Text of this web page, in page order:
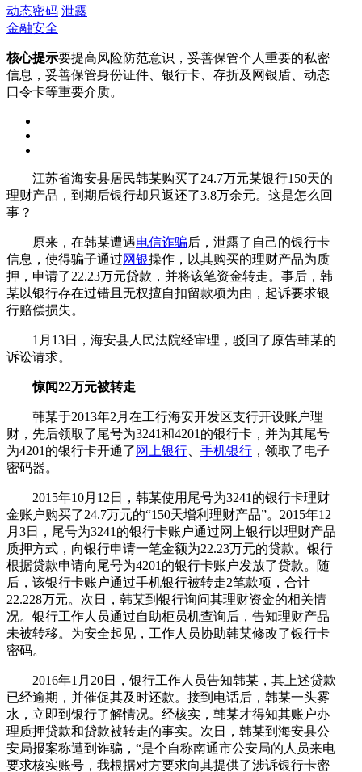
动态密码 泄露
金融安全
核心提示要提高风险防范意识，妥善保管个人重要的私密
信息，妥善保管身份证件、银行卡、存折及网银盾、动态
口令卡等重要介质。
江苏省海安县居民韩某购买了24.7万元某银行150天的
理财产品，到期后银行却只返还了3.8万余元。这是怎么回
事？
原来，在韩某遭遇电信诈骗后，泄露了自己的银行卡
信息，使得骗子通过网银操作，以其购买的理财产品为质
押，申请了22.23万元贷款，并将该笔资金转走。事后，韩
某以银行存在过错且无权擅自扣留款项为由，起诉要求银
行赔偿损失。
1月13日，海安县人民法院经审理，驳回了原告韩某的
诉讼请求。
惊闻22万元被转走
韩某于2013年2月在工行海安开发区支行开设账户理
财，先后领取了尾号为3241和4201的银行卡，并为其尾号
为4201的银行卡开通了 网上银行 手机银行 ，领取了电子
密码器。
2015年10月12日，韩某使用尾号为3241的银行卡理财
金账户购买了24.7万元的“150天增利理财产品”。2015年12
月3日，尾号为3241的银行卡账户通过网上银行以理财产品
质押方式，向银行申请一笔金额为22.23万元的贷款。银行
根据贷款申请向尾号为4201的银行卡账户发放了贷款。随
后，该银行卡账户通过手机银行被转走2笔款项，合计
22.228万元。次日，韩某到银行询问其理财资金的相关情
况。银行工作人员通过自助柜员机查询后，告知理财产品
未被转移。为安全起见，工作人员协助韩某修改了银行卡
密码。
2016年1月20日，银行工作人员告知韩某，其上述贷款
已经逾期，并催促其及时还款。接到电话后，韩某一头雾
水，立即到银行了解情况。经核实，韩某才得知其账户办
理质押贷款和贷款被转走的事实。次日，韩某到海安县公
安局报案称遭到诈骗，“是个自称南通市公安局的人员来电
要求核实账号，我根据对方要求向其提供了涉诉银行卡密